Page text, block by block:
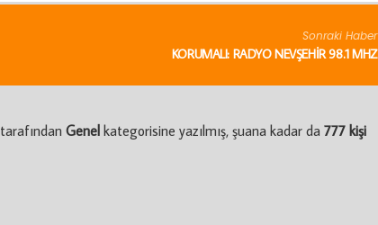
Sonraki Haber
KORUMALI: RADYO NEVŞEHIR 98.1 MHZ
tarafından Genel kategorisine yazılmış, şuana kadar da 777 kişi